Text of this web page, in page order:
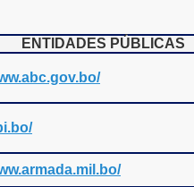
ENTIDADES PÚBLICAS